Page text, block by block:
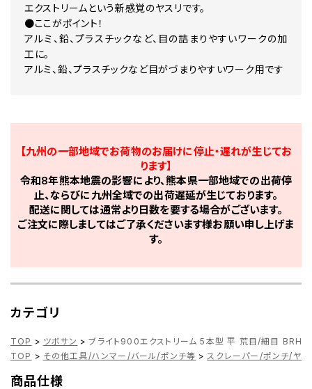
エクストリームという新感覚のヤスリです。
●ここがポイント！
アルミ、鉛、プラスチックなど、目の詰まりやすいワークの加
工に。
アルミ、鉛、プラスチックなど目がづまりやすいワーク用です
【九州の一部地域でお荷物のお届けに停止・遅れが生じてお
ります】
令和8年熊本地震の影響により、熊本県一部地域での出荷停
止、ならびに九州全域での出荷遅延が生じております。
配送に関しては通常より日数を要する場合がございます。
ご注文に際しましてはご了承くださいます様お願い申し上げま
す。
カテゴリ
TOP > ツボサン > ブライト900エクストリーム 5本型 平 荒目/細目
TOP > その他工具/ハンマー/バール/ポンチ等 > スクレーパー/ポンチ/ヤス
商品仕様